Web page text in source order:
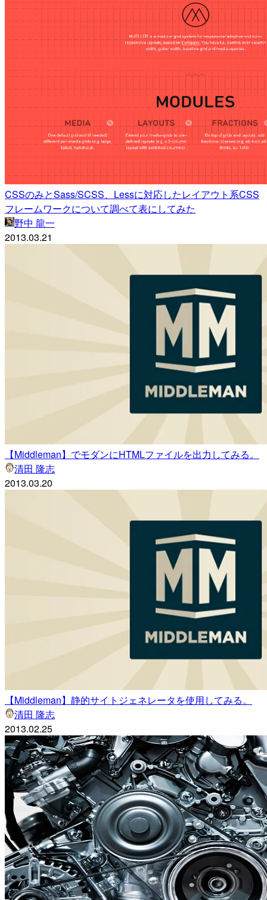
CSSのみとSass/SCSS、Lessに対応したレイアウト系CSS
フレームワークについて調べて表にしてみた
野中 龍一
2013.03.21
【Middleman】でモダンにHTMLファイルを出力してみる。
清田 隆志
2013.03.20
【Middleman】静的サイトジェネレータを使用してみる。
清田 隆志
2013.02.25